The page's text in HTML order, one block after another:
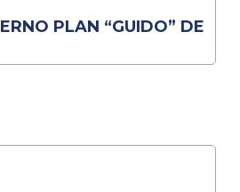
PLAN “GUIDO” DE